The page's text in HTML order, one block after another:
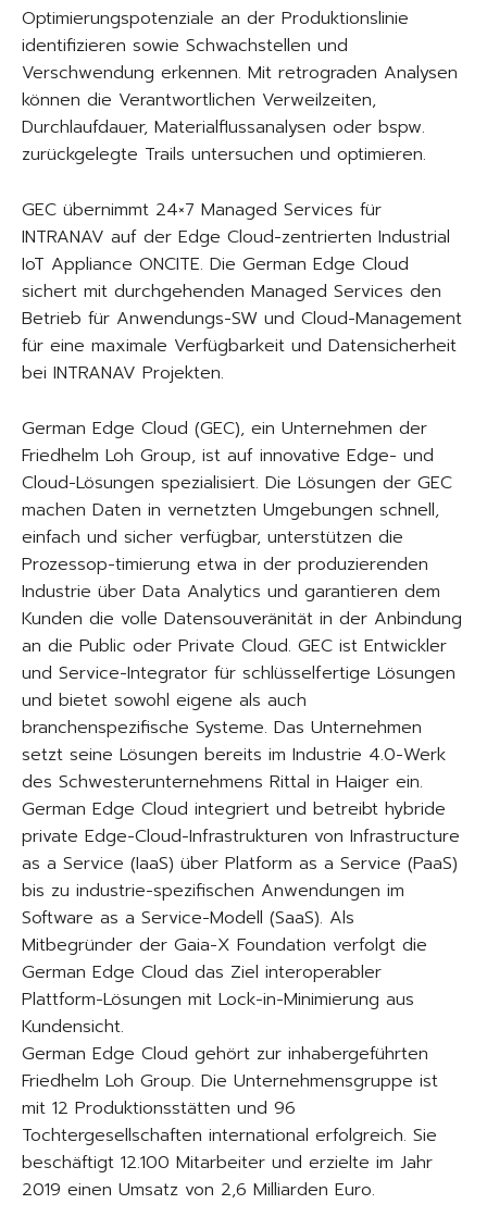
Optimierungspotenziale an der Produktionslinie
identifizieren sowie Schwachstellen und
Verschwendung erkennen. Mit retrograden Analysen
können die Verantwortlichen Verweilzeiten,
Durchlaufdauer, Materialflussanalysen oder bspw.
zurückgelegte Trails untersuchen und optimieren.
GEC übernimmt 24×7 Managed Services für
INTRANAV auf der Edge Cloud-zentrierten Industrial
IoT Appliance ONCITE. Die German Edge Cloud
sichert mit durchgehenden Managed Services den
Betrieb für Anwendungs-SW und Cloud-Management
für eine maximale Verfügbarkeit und Datensicherheit
bei INTRANAV Projekten.
German Edge Cloud (GEC), ein Unternehmen der
Friedhelm Loh Group, ist auf innovative Edge- und
Cloud-Lösungen spezialisiert. Die Lösungen der GEC
machen Daten in vernetzten Umgebungen schnell,
einfach und sicher verfügbar, unterstützen die
Prozessop-timierung etwa in der produzierenden
Industrie über Data Analytics und garantieren dem
Kunden die volle Datensouveränität in der Anbindung
an die Public oder Private Cloud. GEC ist Entwickler
und Service-Integrator für schlüsselfertige Lösungen
und bietet sowohl eigene als auch
branchenspezifische Systeme. Das Unternehmen
setzt seine Lösungen bereits im Industrie 4.0-Werk
des Schwesterunternehmens Rittal in Haiger ein.
German Edge Cloud integriert und betreibt hybride
private Edge-Cloud-Infrastrukturen von Infrastructure
as a Service (IaaS) über Platform as a Service (PaaS)
bis zu industrie-spezifischen Anwendungen im
Software as a Service-Modell (SaaS). Als
Mitbegründer der Gaia-X Foundation verfolgt die
German Edge Cloud das Ziel interoperabler
Plattform-Lösungen mit Lock-in-Minimierung aus
Kundensicht.
German Edge Cloud gehört zur inhabergeführten
Friedhelm Loh Group. Die Unternehmensgruppe ist
mit 12 Produktionsstätten und 96
Tochtergesellschaften international erfolgreich. Sie
beschäftigt 12.100 Mitarbeiter und erzielte im Jahr
2019 einen Umsatz von 2,6 Milliarden Euro.